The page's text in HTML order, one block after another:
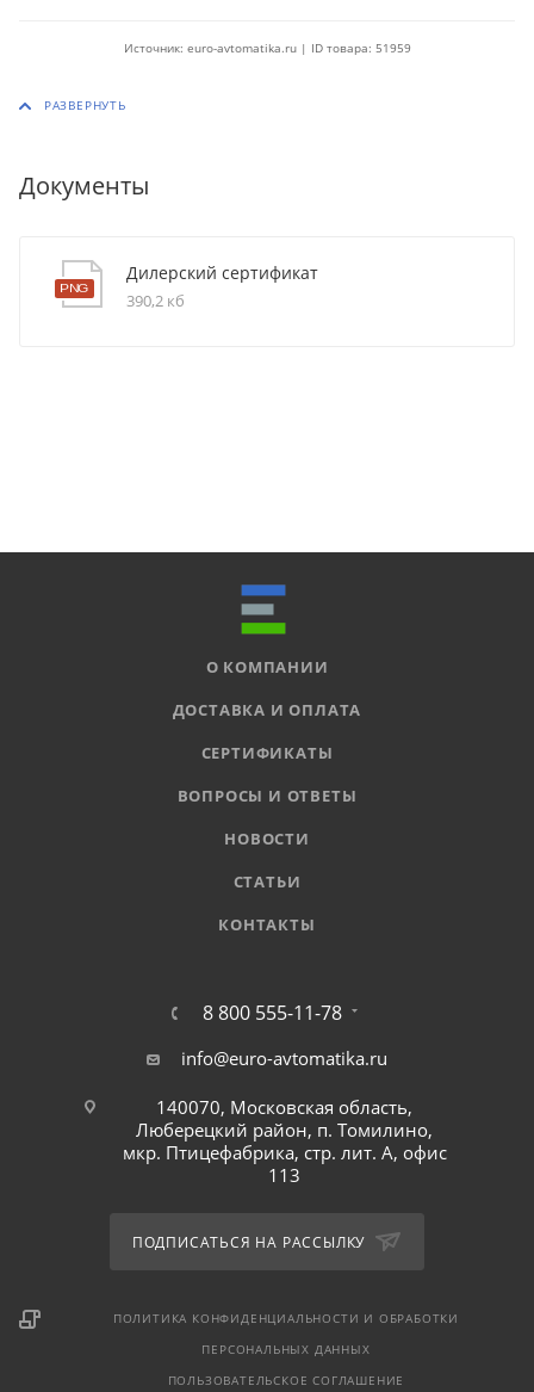
Источник: euro-avtomatika.ru | ID товара: 51959
Документы
Дилерский сертификат
390,2 кб
О КОМПАНИИ
ДОСТАВКА И ОПЛАТА
СЕРТИФИКАТЫ
ВОПРОСЫ И ОТВЕТЫ
НОВОСТИ
СТАТЬИ
КОНТАКТЫ
8 800 555-11-78
info@euro-avtomatika.ru
140070, Московская область,
Люберецкий район, п. Томилино,
мкр. Птицефабрика, стр. лит. А, офис
113
ПОДПИСАТЬСЯ НА РАССЫЛКУ
ПОЛИТИКА КОНФИДЕНЦИАЛЬНОСТИ И ОБРАБОТКИ
ПЕРСОНАЛЬНЫХ ДАННЫХ
ПОЛЬЗОВАТЕЛЬСКОЕ СОГЛАШЕНИЕ